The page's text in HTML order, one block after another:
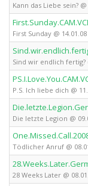
Kann das Liebe sein?
First Sunday @
Sind wir endlich fertig?
P.S. Ich liebe dich @
Die letzte Legion @
Tödlicher Anruf @
28 Weeks Later @